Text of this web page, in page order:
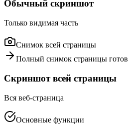
Обычный скриншот
Только видимая часть
Снимок всей страницы
Полный снимок страницы готов
Скриншот всей страницы
Вся веб-страница
Основные функции